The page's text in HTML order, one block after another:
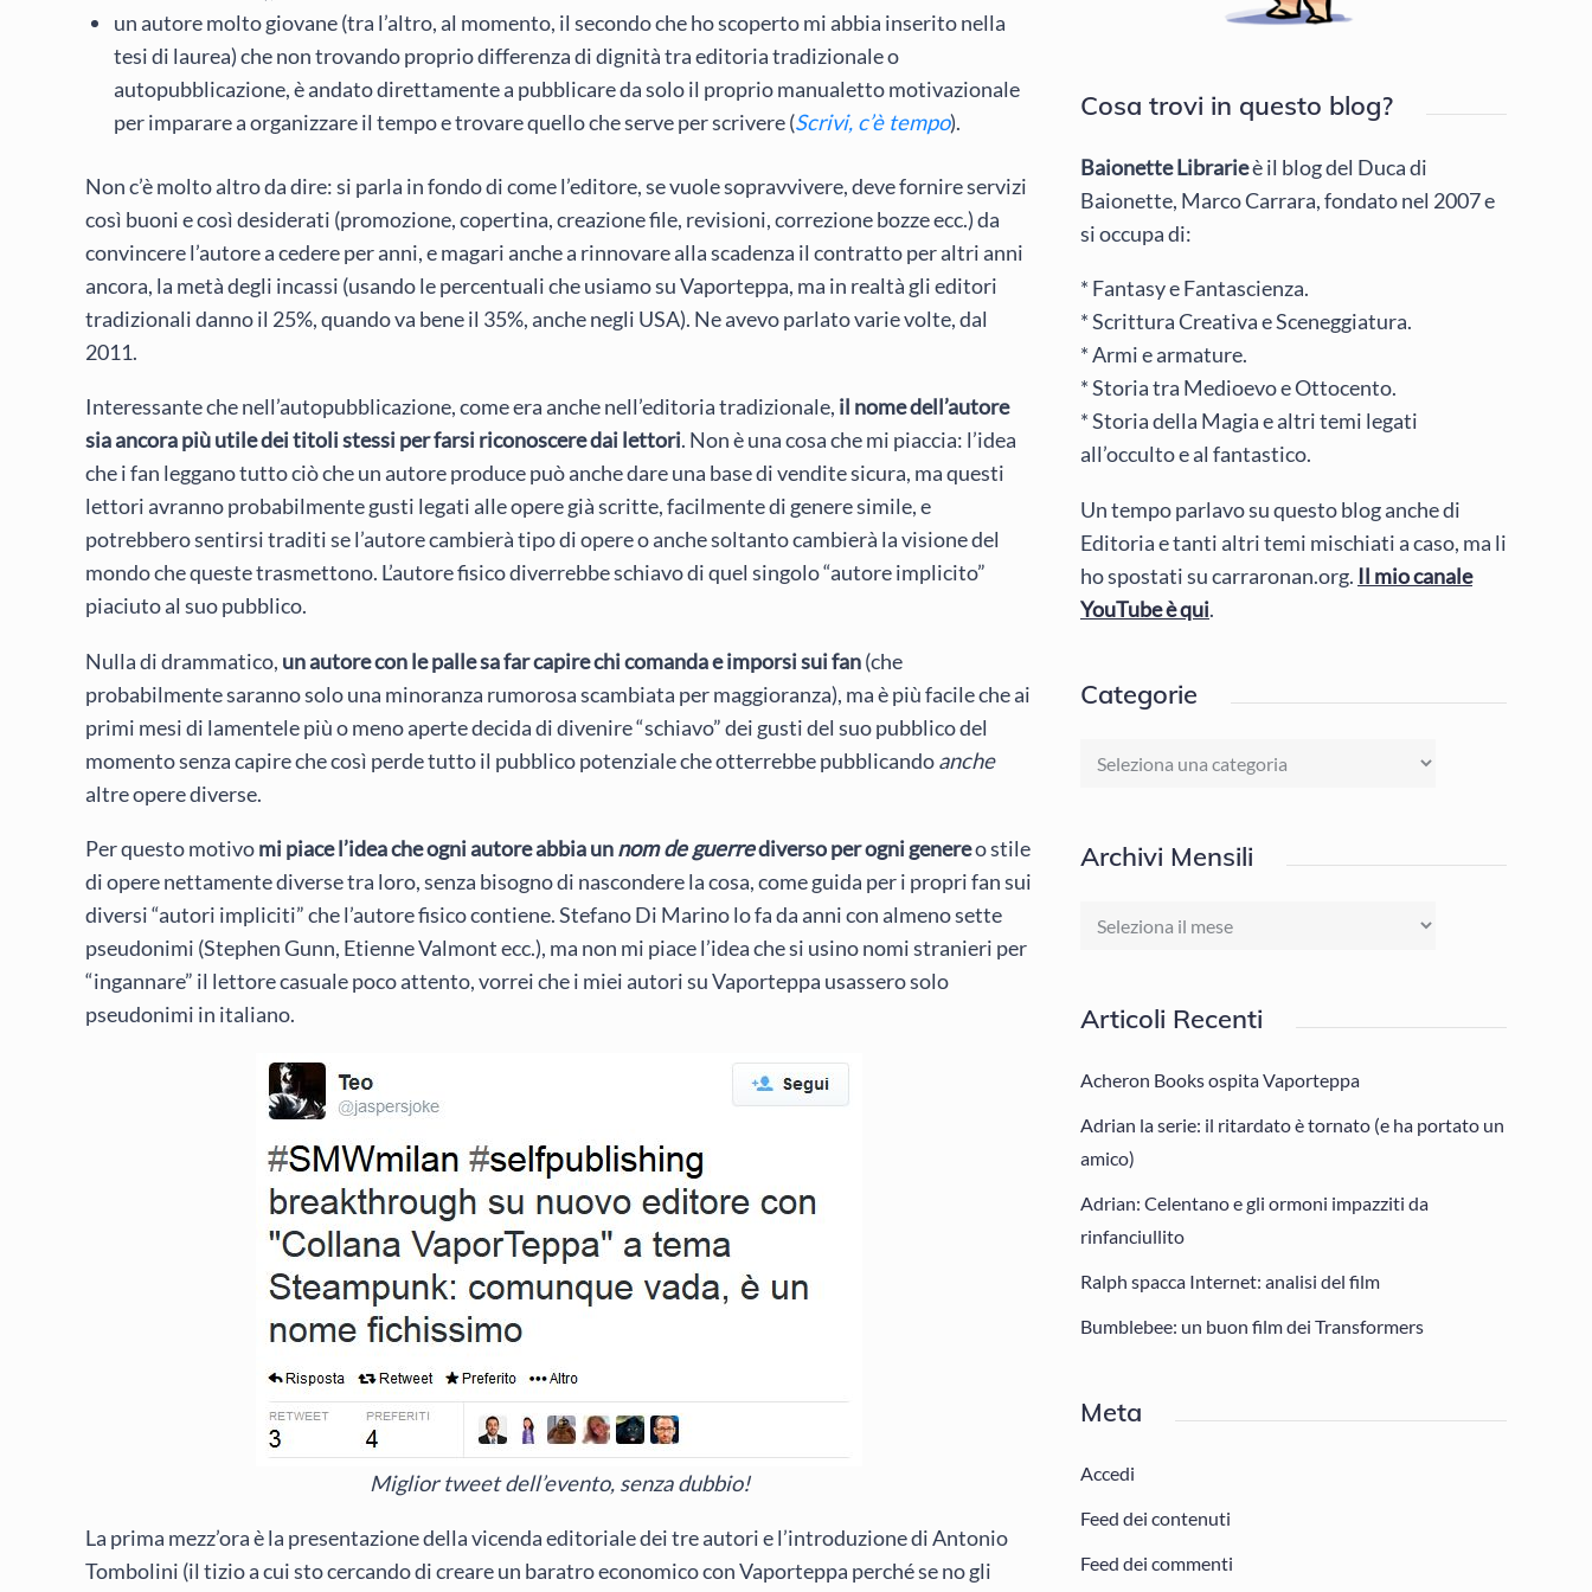
un autore molto giovane (tra l’altro, al momento, il secondo che ho scoperto mi abbia inserito nella
tesi di laurea) che non trovando proprio differenza di dignità tra editoria tradizionale o
autopubblicazione, è andato direttamente a pubblicare da solo il proprio manualetto motivazionale
per imparare a organizzare il tempo e trovare quello che serve per scrivere (Scrivi, c’è tempo).
Non c’è molto altro da dire: si parla in fondo di come l’editore, se vuole sopravvivere, deve fornire servizi
così buoni e così desiderati (promozione, copertina, creazione file, revisioni, correzione bozze ecc.) da
convincere l’autore a cedere per anni, e magari anche a rinnovare alla scadenza il contratto per altri anni
ancora, la metà degli incassi (usando le percentuali che usiamo su Vaporteppa, ma in realtà gli editori
tradizionali danno il 25%, quando va bene il 35%, anche negli USA). Ne avevo parlato varie volte, dal
2011.
Interessante che nell’autopubblicazione, come era anche nell’editoria tradizionale, il nome dell’autore
sia ancora più utile dei titoli stessi per farsi riconoscere dai lettori. Non è una cosa che mi piaccia: l’idea
che i fan leggano tutto ciò che un autore produce può anche dare una base di vendite sicura, ma questi
lettori avranno probabilmente gusti legati alle opere già scritte, facilmente di genere simile, e
potrebbero sentirsi traditi se l’autore cambierà tipo di opere o anche soltanto cambierà la visione del
mondo che queste trasmettono. L’autore fisico diverrebbe schiavo di quel singolo “autore implicito”
piaciuto al suo pubblico.
Nulla di drammatico, un autore con le palle sa far capire chi comanda e imporsi sui fan(che
probabilmente saranno solo una minoranza rumorosa scambiata per maggioranza), ma è più facile che ai
primi mesi di lamentele più o meno aperte decida di divenire “schiavo” dei gusti del suo pubblico del
momento senza capire che così perde tutto il pubblico potenziale che otterrebbe pubblicandoanche
altre opere diverse.
Per questo motivomi piace l’idea che ogni autore abbia unnom de guerrediverso per ogni genereo stile
di opere nettamente diverse tra loro, senza bisogno di nascondere la cosa, come guida per i propri fan sui
diversi “autori impliciti” che l’autore fisico contiene. Stefano Di Marino lo fa da anni con almeno sette
pseudonimi (Stephen Gunn, Etienne Valmont ecc.), ma non mi piace l’idea che si usino nomi stranieri per
“ingannare” il lettore casuale poco attento, vorrei che i miei autori su Vaporteppa usassero solo
pseudonimi in italiano.
Miglior tweet dell’evento, senza dubbio!
La prima mezz’ora è la presentazione della vicenda editoriale dei tre autori e l’introduzione di Antonio
Tombolini (il tizio a cui sto cercando di creare un baratro economico con Vaporteppa perché se no gli
Cosa trovi in questo blog?
Baionette Librarieè il blog del Duca di
Baionette, Marco Carrara, fondato nel 2007 e
si occupa di:
* Fantasy e Fantascienza.
* Scrittura Creativa e Sceneggiatura.
* Armi e armature.
* Storia tra Medioevo e Ottocento.
* Storia della Magia e altri temi legati
all’occulto e al fantastico.
Un tempo parlavo su questo blog anche di
Editoria e tanti altri temi mischiati a caso, ma li
ho spostati su carraronan.org. Il mio canale
YouTube è qui.
Categorie
Categorie
Archivi Mensili
Archivi
Articoli Recenti
Acheron Books ospita Vaporteppa
Adrian la serie: il ritardato è tornato (e ha portato un
amico)
Adrian: Celentano e gli ormoni impazziti da
rinfanciullito
Ralph spacca Internet: analisi del film
Bumblebee: un buon film dei Transformers
Meta
Accedi
Feed dei contenuti
Feed dei commenti